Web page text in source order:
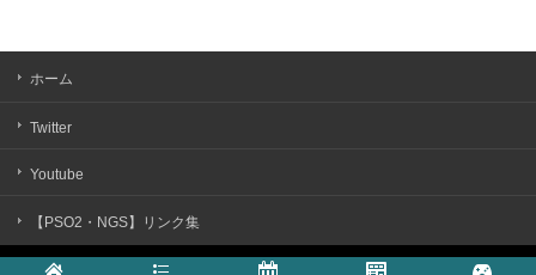
ホーム
Twitter
Youtube
【PSO2・NGS】リンク集